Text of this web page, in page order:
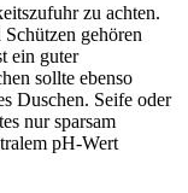
zu achten.
gehören
ein guter
sollte ebenso
Duschen. Seife oder
nur sparsam
pH-Wert